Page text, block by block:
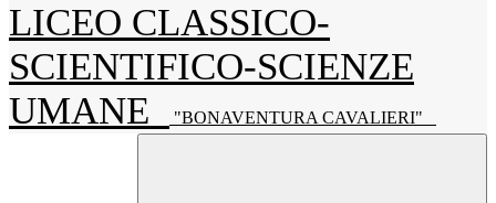
LICEO CLASSICO-
SCIENTIFICO-SCIENZE
UMANE
"BONAVENTURA CAVALIERI"